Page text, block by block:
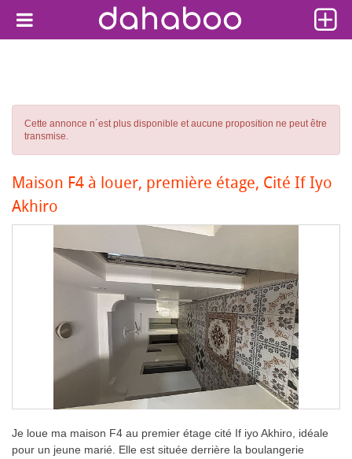
Cette annonce n´est plus disponible et aucune proposition ne peut être
transmise.
Maison F4 à louer, première étage, Cité If Iyo
Akhiro
Je loue ma maison F4 au premier étage cité If iyo Akhiro, idéale
pour un jeune marié. Elle est située derrière la boulangerie